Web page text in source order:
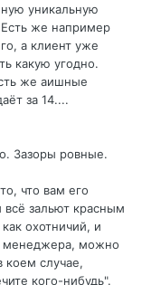
уникальную
Есть же например
а клиент уже
какую угодно.
же аишные
за 14....
Зазоры ровные.
что вам его
всё зальют красным
охотничий, и
менеджера, можно
коем случае,
кого-нибудь".